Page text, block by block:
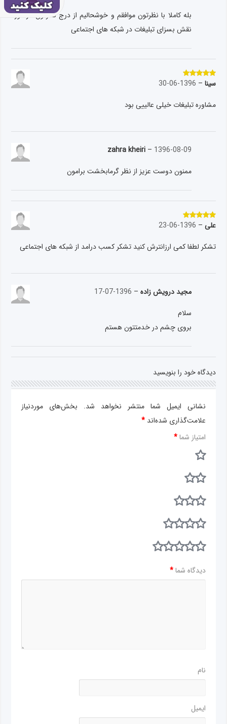
بله کاملا با نظرتون موافقم و خوشحالیم از درج نظرتون در مورد
نقش بسزای تبلیغات در شبکه های اجتماعی
نمره5 از 5 سینا –
1396-06-30
مشاوره تبلیغات خیلی عالییی بود
zahra kheiri – 1396-08-09
ممنون دوست عزیز از نظر گرمابخشت برامون
نمره5 از 5 علی –
1396-06-23
تشکر لطفا کمی ارزانترش کنید تشکر کسب درامد از شبکه های اجتماعی
مجید درویش زاده –
1396-07-17
سلام
بروی چشم در خدمتتون هستم
دیدگاه خود را بنویسید
نشانی ایمیل شما منتشر نخواهد شد.
بخش‌های موردنیاز
علامت‌گذاری شده‌اند*
امتیاز شما*
دیدگاه شما*
نام
ایمیل